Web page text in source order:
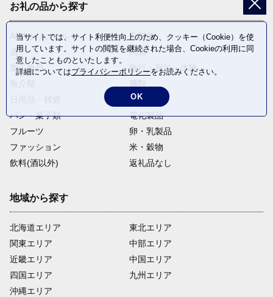
お礼の品から探す
ANAオリジナル
定期便
酒
肉類
加工食品
旅行・宿泊・体験
野菜
パン・菓子類
電化製品
フルーツ
卵・乳製品
ファッション
米・穀物
飲料(酒以外)
返礼品なし
地域から探す
北海道エリア
関東エリア
近畿エリア
四国エリア
沖縄エリア
東北エリア
中部エリア
中国エリア
九州エリア
当サイトでは、サイト利便性向上のため、クッキー（Cookie）を使
用しています。サイトの閲覧を継続された場合、Cookieの利用に同
意したことものといたします。
詳細についてはプライバシーポリシーをお読みください。
OK